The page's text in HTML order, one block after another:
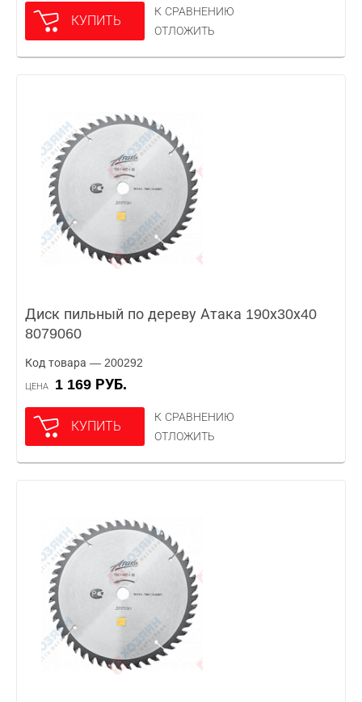
КУПИТЬ
К СРАВНЕНИЮ
ОТЛОЖИТЬ
Диск пильный по дереву Атака 190х30х40
8079060
Код товара — 200292
ЦЕНА 1 169 РУБ.
КУПИТЬ
К СРАВНЕНИЮ
ОТЛОЖИТЬ